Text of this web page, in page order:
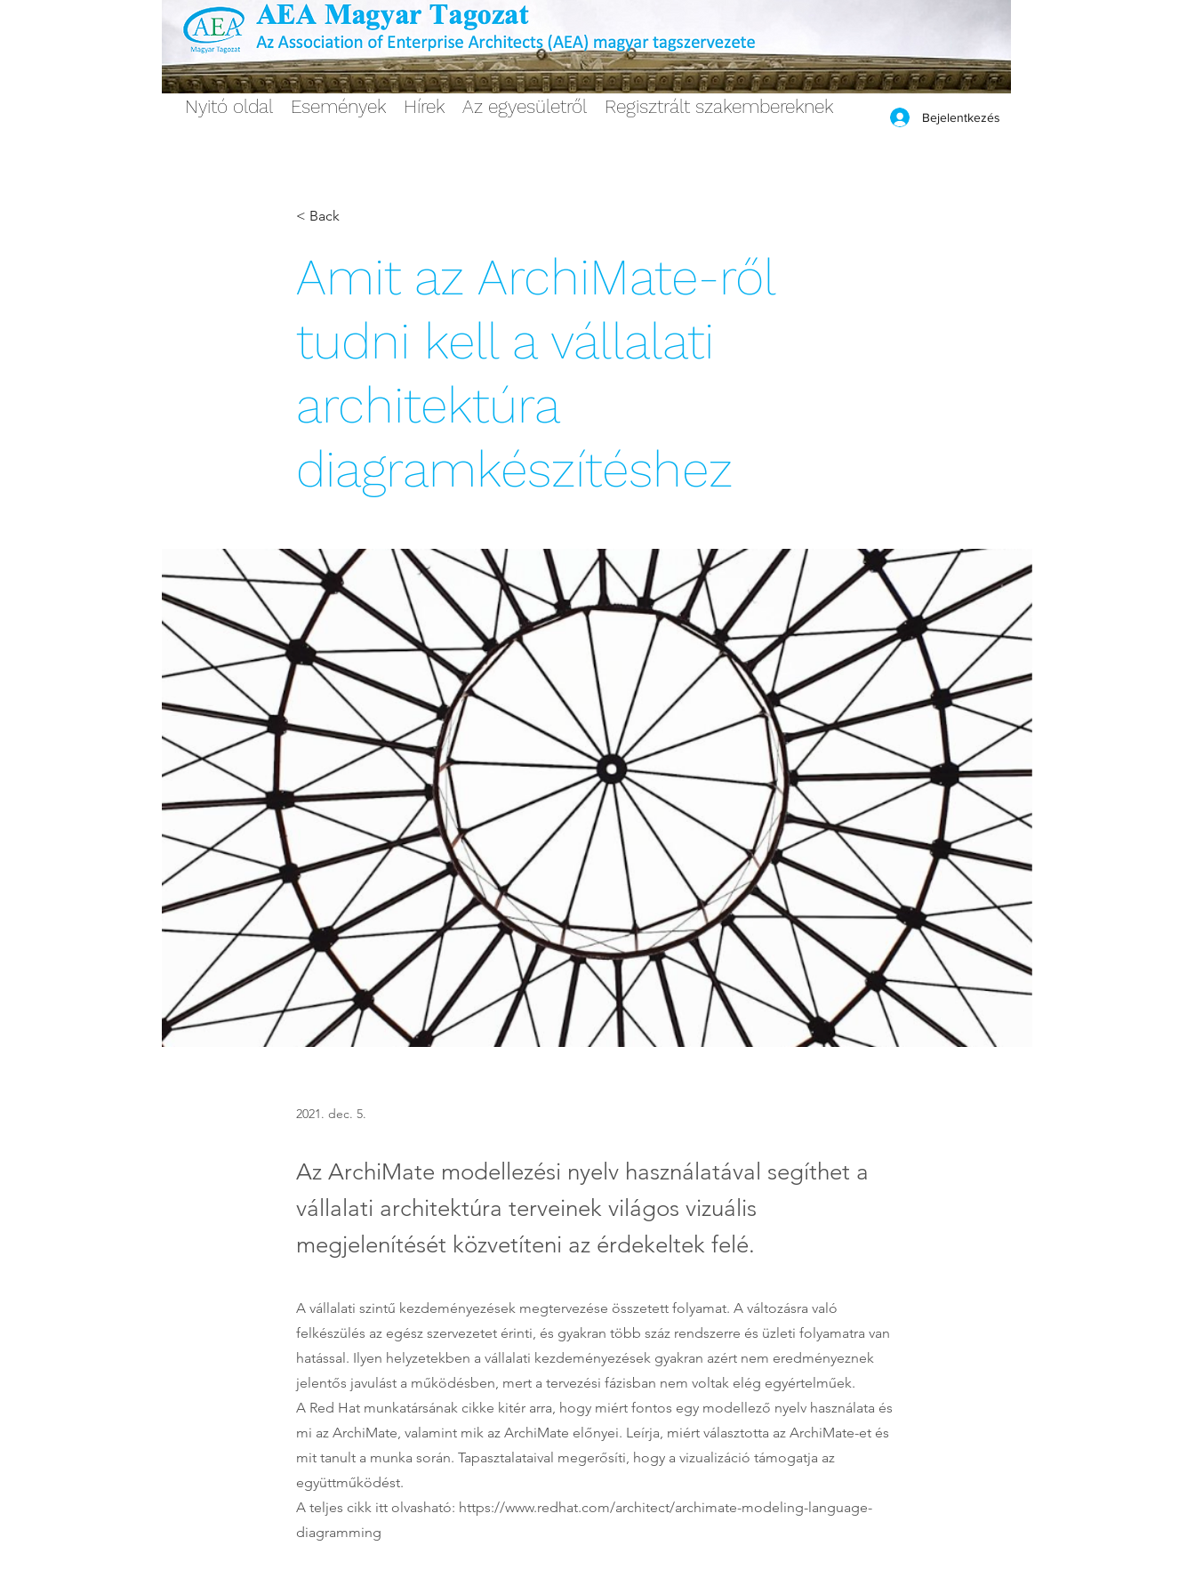
Nyitó oldal Események Hírek Az egyesületről Regisztrált szakembereknek Bejelentkezés
< Back
Amit az ArchiMate-ről
tudni kell a vállalati
architektúra
diagramkészítéshez
2021. dec. 5.
Az ArchiMate modellezési nyelv használatával segíthet a
vállalati architektúra terveinek világos vizuális
megjelenítését közvetíteni az érdekeltek felé.
A vállalati szintű kezdeményezések megtervezése összetett folyamat. A változásra való
felkészülés az egész szervezetet érinti, és gyakran több száz rendszerre és üzleti folyamatra van
hatással. Ilyen helyzetekben a vállalati kezdeményezések gyakran azért nem eredményeznek
jelentős javulást a működésben, mert a tervezési fázisban nem voltak elég egyértelműek.
A Red Hat munkatársának cikke kitér arra, hogy miért fontos egy modellező nyelv használata és
mi az ArchiMate, valamint mik az ArchiMate előnyei. Leírja, miért választotta az ArchiMate-et és
mit tanult a munka során. Tapasztalataival megerősíti, hogy a vizualizáció támogatja az
együttműködést.
A teljes cikk itt olvasható: https://www.redhat.com/architect/archimate-modeling-language-
diagramming